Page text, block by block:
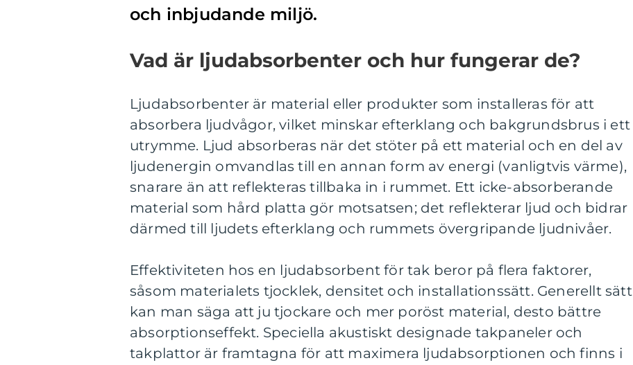
och inbjudande miljö.
Vad är ljudabsorbenter och hur fungerar de?
Ljudabsorbenter är material eller produkter som installeras för att
absorbera ljudvågor, vilket minskar efterklang och bakgrundsbrus i ett
utrymme. Ljud absorberas när det stöter på ett material och en del av
ljudenergin omvandlas till en annan form av energi (vanligtvis värme),
snarare än att reflekteras tillbaka in i rummet. Ett icke-absorberande
material som hård platta gör motsatsen; det reflekterar ljud och bidrar
därmed till ljudets efterklang och rummets övergripande ljudnivåer.
Effektiviteten hos en ljudabsorbent för tak beror på flera faktorer,
såsom materialets tjocklek, densitet och installationssätt. Generellt sätt
kan man säga att ju tjockare och mer poröst material, desto bättre
absorptionseffekt. Speciella akustiskt designade takpaneler och
takplattor är framtagna för att maximera ljudabsorptionen och finns i